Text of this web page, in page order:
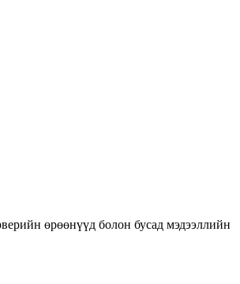
өрөөнүүд болон бусад мэдээллийн